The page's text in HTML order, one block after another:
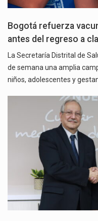
Bogotá refuerza
antes del regreso a
La Secretaría Distrital de
de semana una amplia
niños, adolescentes y